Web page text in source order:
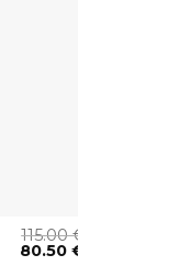
115.00€
80.50€